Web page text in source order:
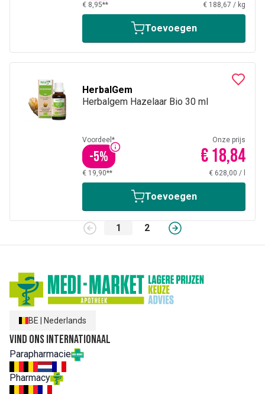
€ 8,95** € 188,67 / kg
Toevoegen
HerbalGem
Herbalgem Hazelaar Bio 30 ml
Voordeel*
-5%
Onze prijs
€ 18,84
€ 19,90** € 628,00 /
Toevoegen
1 2
BE Nederlands
Vind ons internationaal
Parapharmacie
Pharmacy